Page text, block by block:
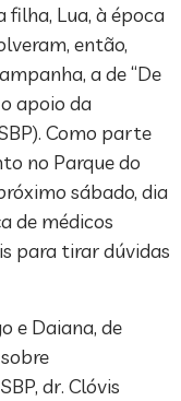
Lua, à época
então,
a de “De
apoio da
Como parte
no Parque do
sábado, dia
de médicos
para tirar dúvidas
e Daiana, de
dr. Clóvis